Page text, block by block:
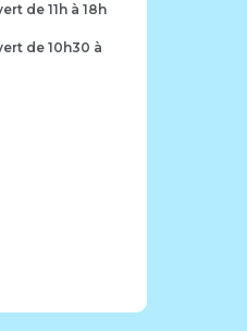
de 11h à 18h
de 10h30 à